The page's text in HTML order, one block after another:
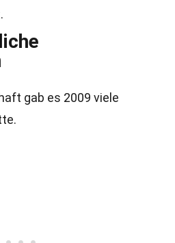
gab es 2009 viele